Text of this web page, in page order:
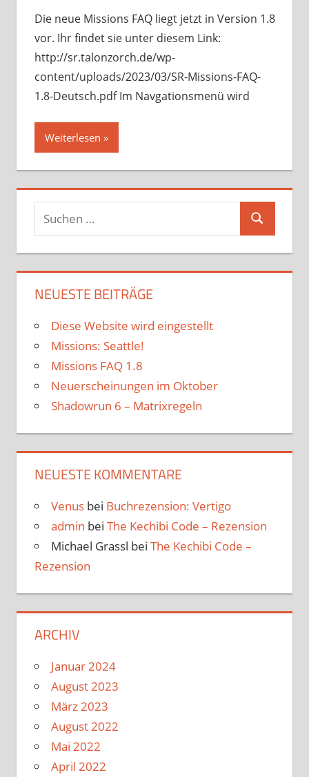
Die neue Missions FAQ liegt jetzt in Version 1.8
vor. Ihr findet sie unter diesem Link:
http://sr.talonzorch.de/wp-
content/uploads/2023/03/SR-Missions-FAQ-
1.8-Deutsch.pdf Im Navgationsmenü wird
Weiterlesen
Suchen
Suchen
NEUESTE BEITRÄGE
Diese Website wird eingestellt
Missions: Seattle!
Missions FAQ 1.8
Neuerscheinungen im Oktober
Shadowrun 6 – Matrixregeln
NEUESTE KOMMENTARE
Venusbei Buchrezension: Vertigo
admin bei The Kechibi Code – Rezension
Michael Grassl bei The Kechibi Code –
Rezension
ARCHIV
Januar 2024
August 2023
März 2023
August 2022
Mai 2022
April 2022